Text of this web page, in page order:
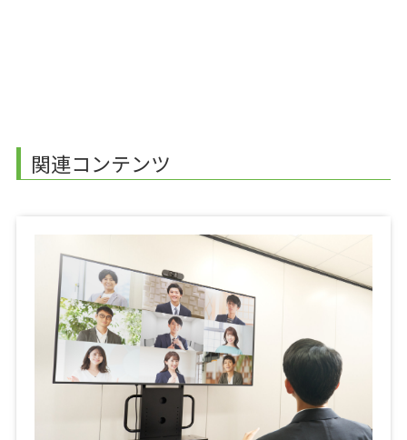
関連コンテンツ